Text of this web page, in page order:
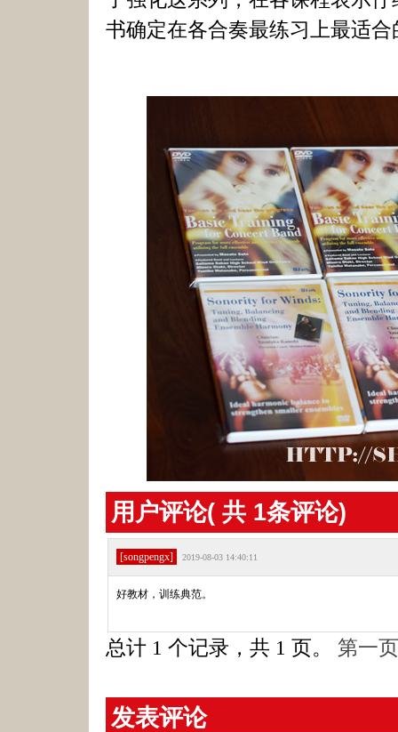
书确定在各合奏最练习上最适
用户评论( 共 1条评论)
[songpengx] 2019-08-03 14:40:11
好教材，训练典范。
总计 1 个记录，共 1 页。 第一页
发表评论